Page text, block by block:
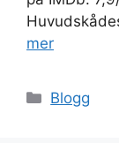
mer
Kategorier
Blogg